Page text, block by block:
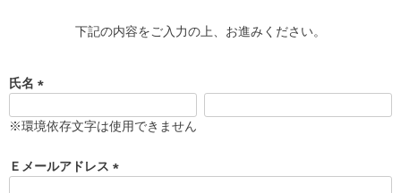
下記の内容をご入力の上、お進みください。
氏名
必
)
※環境依存文字は使用できません
Ｅメールアドレス